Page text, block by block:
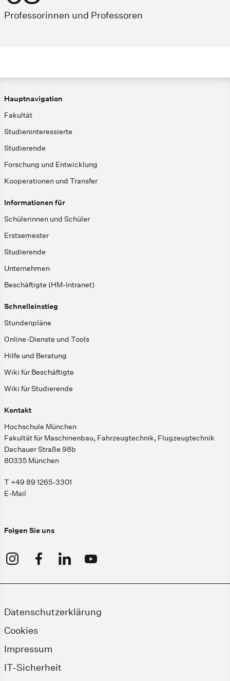
Professorinnen und Professoren
Hauptnavigation
Fakultät
Studieninteressierte
Studierende
Forschung und Entwicklung
Kooperationen und Transfer
Informationen für
Schülerinnen und Schüler
Erstsemester
Studierende
Unternehmen
Beschäftigte (HM-Intranet)
Schnelleinstieg
Stundenpläne
Online-Dienste und Tools
Hilfe und Beratung
Wiki für Beschäftigte
Wiki für Studierende
Kontakt
Hochschule München
Fakultät für Maschinenbau, Fahrzeugtechnik, Flugzeugtechnik
Dachauer Straße 98b
80335 München
T +49 89 1265-3301
E-Mail
Folgen Sie uns
Datenschutzerklärung
Cookies
Impressum
IT-Sicherheit